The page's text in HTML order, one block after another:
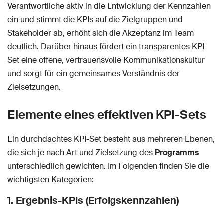
Verantwortliche aktiv in die Entwicklung der Kennzahlen
ein und stimmt die KPIs auf die Zielgruppen und
Stakeholder ab, erhöht sich die Akzeptanz im Team
deutlich. Darüber hinaus fördert ein transparentes KPI-
Set eine offene, vertrauensvolle Kommunikationskultur
und sorgt für ein gemeinsames Verständnis der
Zielsetzungen.
Elemente eines effektiven KPI-Sets
Ein durchdachtes KPI-Set besteht aus mehreren Ebenen,
die sich je nach Art und Zielsetzung des Programms
unterschiedlich gewichten. Im Folgenden finden Sie die
wichtigsten Kategorien:
1. Ergebnis-KPIs (Erfolgskennzahlen)